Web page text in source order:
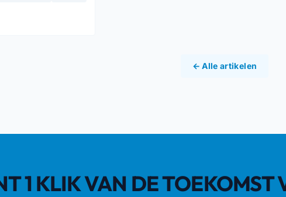
← Alle artikelen
1 KLIK VAN DE